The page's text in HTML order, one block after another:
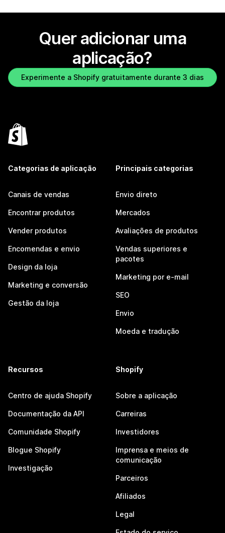
Quer adicionar uma
aplicação?
Experimente a Shopify gratuitamente durante 3 dias
Categorias de aplicação
Canais de vendas
Encontrar produtos
Vender produtos
Encomendas e envio
Design da loja
Marketing e conversão
Gestão da loja
Principais categorias
Envio direto
Mercados
Avaliações de produtos
Vendas superiores e
pacotes
Marketing por e-mail
SEO
Envio
Moeda e tradução
Recursos
Centro de ajuda Shopify
Documentação da API
Comunidade Shopify
Blogue Shopify
Investigação
Shopify
Sobre a aplicação
Carreiras
Investidores
Imprensa e meios de
comunicação
Parceiros
Afiliados
Legal